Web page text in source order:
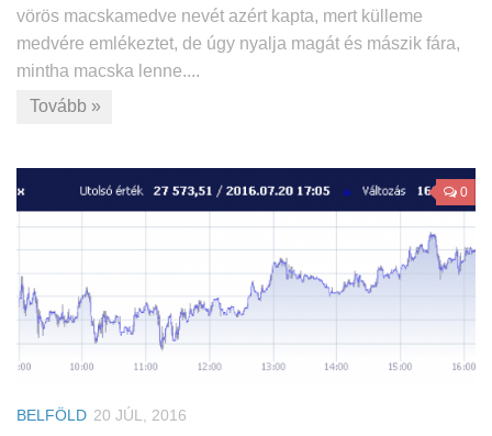
vörös macskamedve nevét azért kapta, mert külleme
medvére emlékeztet, de úgy nyalja magát és mászik fára,
mintha macska lenne....
Tovább »
0
BELFÖLD 20 JÚL, 2016